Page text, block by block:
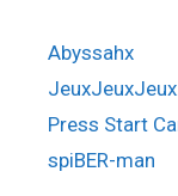
Abyssahx
Press Start
spiBER-man